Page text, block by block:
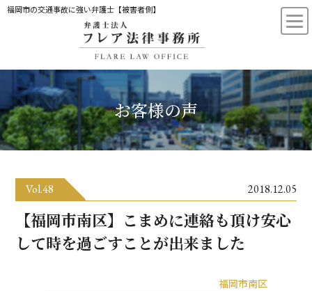
福岡市の交通事故に強い弁護士【被害者側】
お客様の声
Vol.48 2018.12.05
【福岡市南区】こまめに連絡も頂け安心
して時を過ごすことが出来ました
福岡市南区